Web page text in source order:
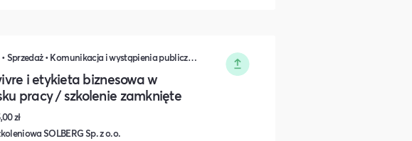
Zarządzanie • Sprzedaż • Komunikacja i wystąpienia publiczne • Rozwój osobisty • Turystyka i podróże • Wydarzenia zamknięte • Marketing • Biznes i Przedsiędsiębiorczość • Nauka i Edukacja • Polityka i Gospodarka • Dieta, Odżywianie i Degustacje • IT i Nowe technologie
i etykieta biznesowa w
pracy / szkolenie zamknięte
zł
SOLBERG Sp. z o.o.